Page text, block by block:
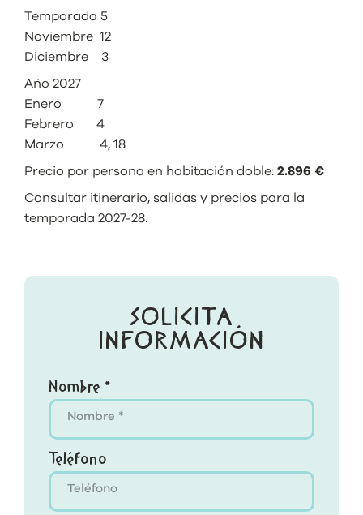
Temporada 5
Noviembre 12
Diciembre 3
Año 2027
Enero 7
Febrero 4
Marzo 4, 18
Precio por persona en habitación doble: 2.896 €
Consultar itinerario, salidas y precios para la
temporada 2027-28.
SOLICITA
INFORMACIÓN
Nombre *
Teléfono